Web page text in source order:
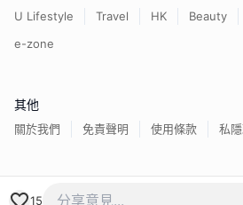
15
U Lifestyle Travel HK Beauty
e-zone
其他
關於我們 免責聲明 使用條款 私
香港經濟日報版權所有©